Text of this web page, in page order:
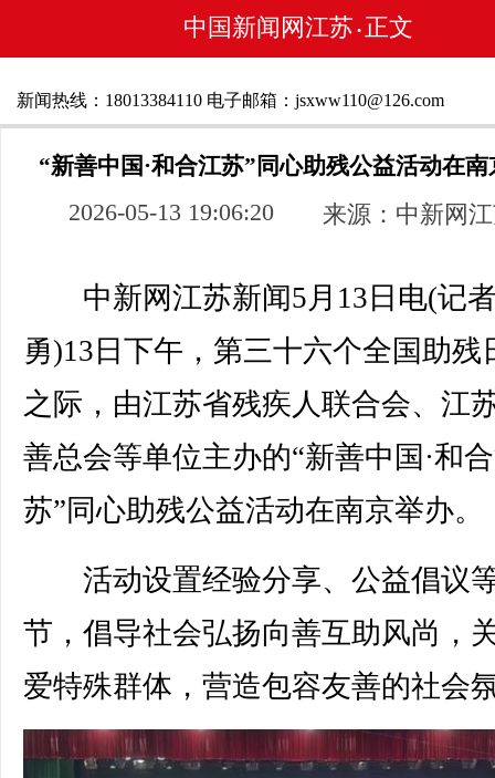
中国新闻网江苏 • 正文
新闻热线：18013384110 电子邮箱：jsxww110@126.com
“新善中国·和合江苏”同心助残公益活动在
2026-05-13 19:06:20 来源：中新网
中新网江苏新闻5月13日电(记
勇)13日下午，第三十六个全国助残
之际，由江苏省残疾人联合会、江
善总会等单位主办的“新善中国·和
苏”同心助残公益活动在南京举办。
活动设置经验分享、公益倡议
节，倡导社会弘扬向善互助风尚，
爱特殊群体，营造包容友善的社会